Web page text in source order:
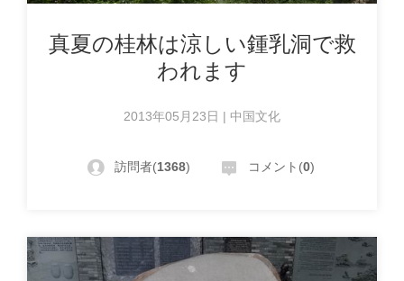
真夏の桂林は涼しい鍾乳洞で救
われます
2013年05月23日 | 中国文化
訪問者(1368) コメント(0)